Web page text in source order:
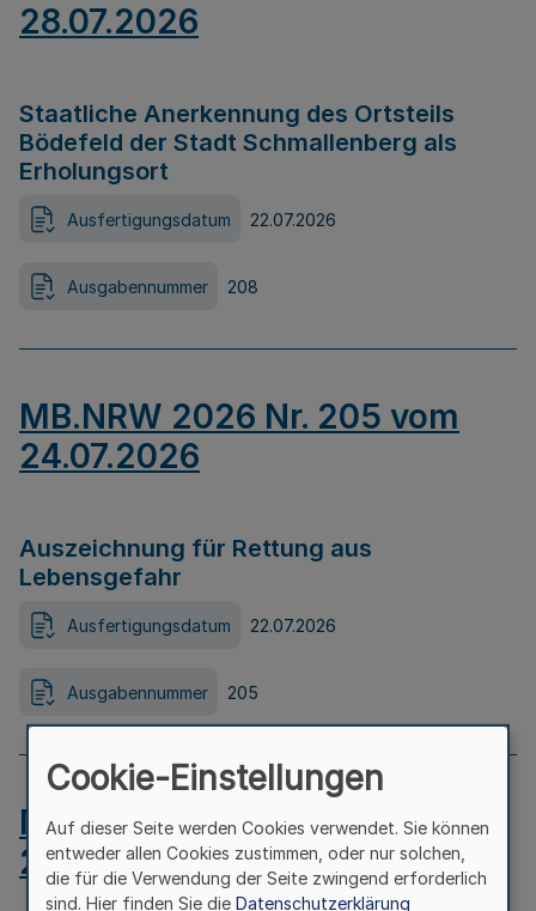
28.07.2026
Staatliche Anerkennung des Ortsteils
Bödefeld der Stadt Schmallenberg als
Erholungsort
Ausfertigungsdatum 22.07.2026
Ausgabennummer 208
MB.NRW 2026 Nr. 205 vom
24.07.2026
Auszeichnung für Rettung aus
Lebensgefahr
Ausfertigungsdatum 22.07.2026
Ausgabennummer 205
MB.NRW 2026 Nr. 204 vom
24.07.2026
Cookie-Einstellungen
Auf dieser Seite werden Cookies verwendet. Sie können
entweder allen Cookies zustimmen, oder nur solchen,
die für die Verwendung der Seite zwingend erforderlich
sind. Hier finden Sie die Datenschutzerklärung